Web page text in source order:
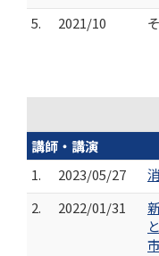
5.
2021/10
講師・講演
1.
2023/05/27
2.
2022/01/31